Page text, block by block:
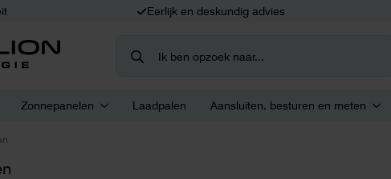
Eerlijk en deskundig advies
for:
Zonnepanelen Laadpalen Aansluiten, besturen en meten